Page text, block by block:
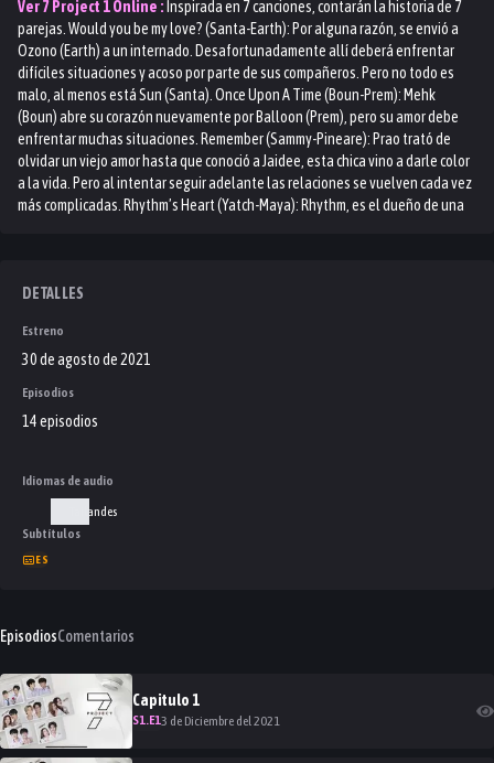
Ver7 Project 1Online : Inspirada en 7 canciones, contarán la historia de 7
parejas. Would you be my love? (Santa-Earth): Por alguna razón, se envió a
Ozono (Earth) a un internado. Desafortunadamente allí deberá enfrentar
difíciles situaciones y acoso por parte de sus compañeros. Pero no todo es
malo, al menos está Sun (Santa). Once Upon A Time (Boun-Prem): Mehk
(Boun) abre su corazón nuevamente por Balloon (Prem), pero su amor debe
enfrentar muchas situaciones. Remember (Sammy-Pineare): Prao trató de
olvidar un viejo amor hasta que conoció a Jaidee, esta chica vino a darle color
a la vida. Pero al intentar seguir adelante las relaciones se vuelven cada vez
más complicadas. Rhythm’s Heart (Yatch-Maya): Rhythm, es el dueño de una
alguien, pero tiene el corazón roto por ella. Entonces conoce a Jin (Nink),
correspondidas se unieron. VS LOVE (Boom-Peak): Phupha (Boom), es un chico
travieso con el que nadie quiere meterse. En cambio, Tonnam (Peak), es un
algunas respuestas. 50% My Puppy Love (Perth-Fairy): Beam (Perth), es un
niño que pasa desapercibido en la escuela y se enamora de Tonkhao (Fairy),
DETALLES
Estreno
30 de agosto de 2021
Episodios
14 episodios
Idiomas de audio
Tailandes
Subtítulos
ES
EpisodiosComentarios
Capitulo 1
S1.E13 de Diciembre del 2021